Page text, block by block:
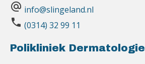
alternate_email info@slingeland.nl
phone (0314) 32 99 11
Polikliniek Dermatologie